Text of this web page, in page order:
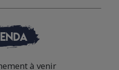
à venir